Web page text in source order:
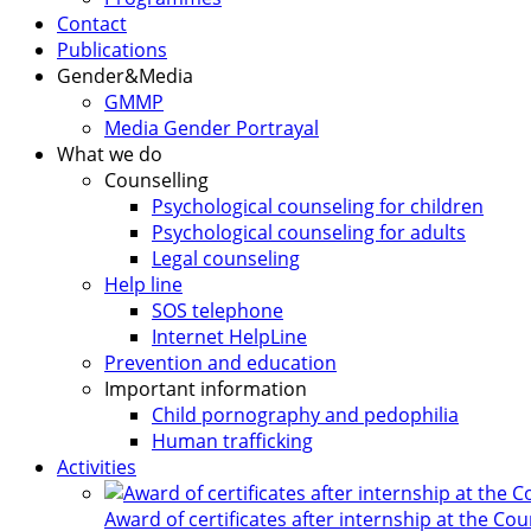
Contact
Publications
Gender&Media
GMMP
Media Gender Portrayal
What we do
Counselling
Psychological counseling for children
Psychological counseling for adults
Legal counseling
Help line
SOS telephone
Internet HelpLine
Prevention and education
Important information
Child pornography and pedophilia
Human trafficking
Activities
Award of certificates after internship at the